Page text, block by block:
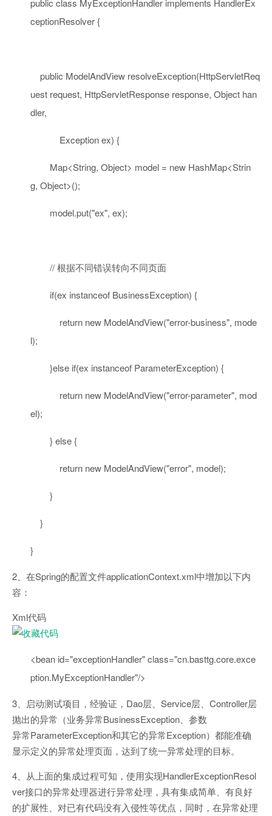
public class MyExceptionHandler implements HandlerEx
ceptionResolver {
public ModelAndView resolveException(HttpServletReq
uest request, HttpServletResponse response, Object han
dler,
Exception ex) {
Map<String, Object> model = new HashMap<Strin
g, Object>();
model.put("ex", ex);
// 根据不同错误转向不同页面
if(ex instanceof BusinessException) {
return new ModelAndView("error-business", mode
l);
}else if(ex instanceof ParameterException) {
return new ModelAndView("error-parameter", mod
el);
} else{
return new ModelAndView("error", model);
}
}
}
2、在Spring的配置文件applicationContext.xml中增加以下内
容：
Xml代码
<bean id="exceptionHandler"class="cn.basttg.core.exce
ption.MyExceptionHandler"/>
3、启动测试项目，经验证，Dao层、Service层、Controller层
抛出的异常（业务异常BusinessException、参数
异常ParameterException和其它的异常Exception）都能准确
显示定义的异常处理页面，达到了统一异常处理的目标。
4、从上面的集成过程可知，使用实现HandlerExceptionResol
ver接口的异常处理器进行异常处理，具有集成简单、有良好
的扩展性、对已有代码没有入侵性等优点，同时，在异常处理